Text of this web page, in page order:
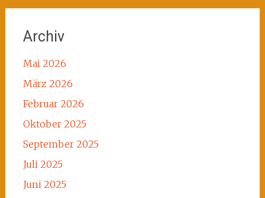
Archiv
Mai 2026
März 2026
Februar 2026
Oktober 2025
September 2025
Juli 2025
Juni 2025